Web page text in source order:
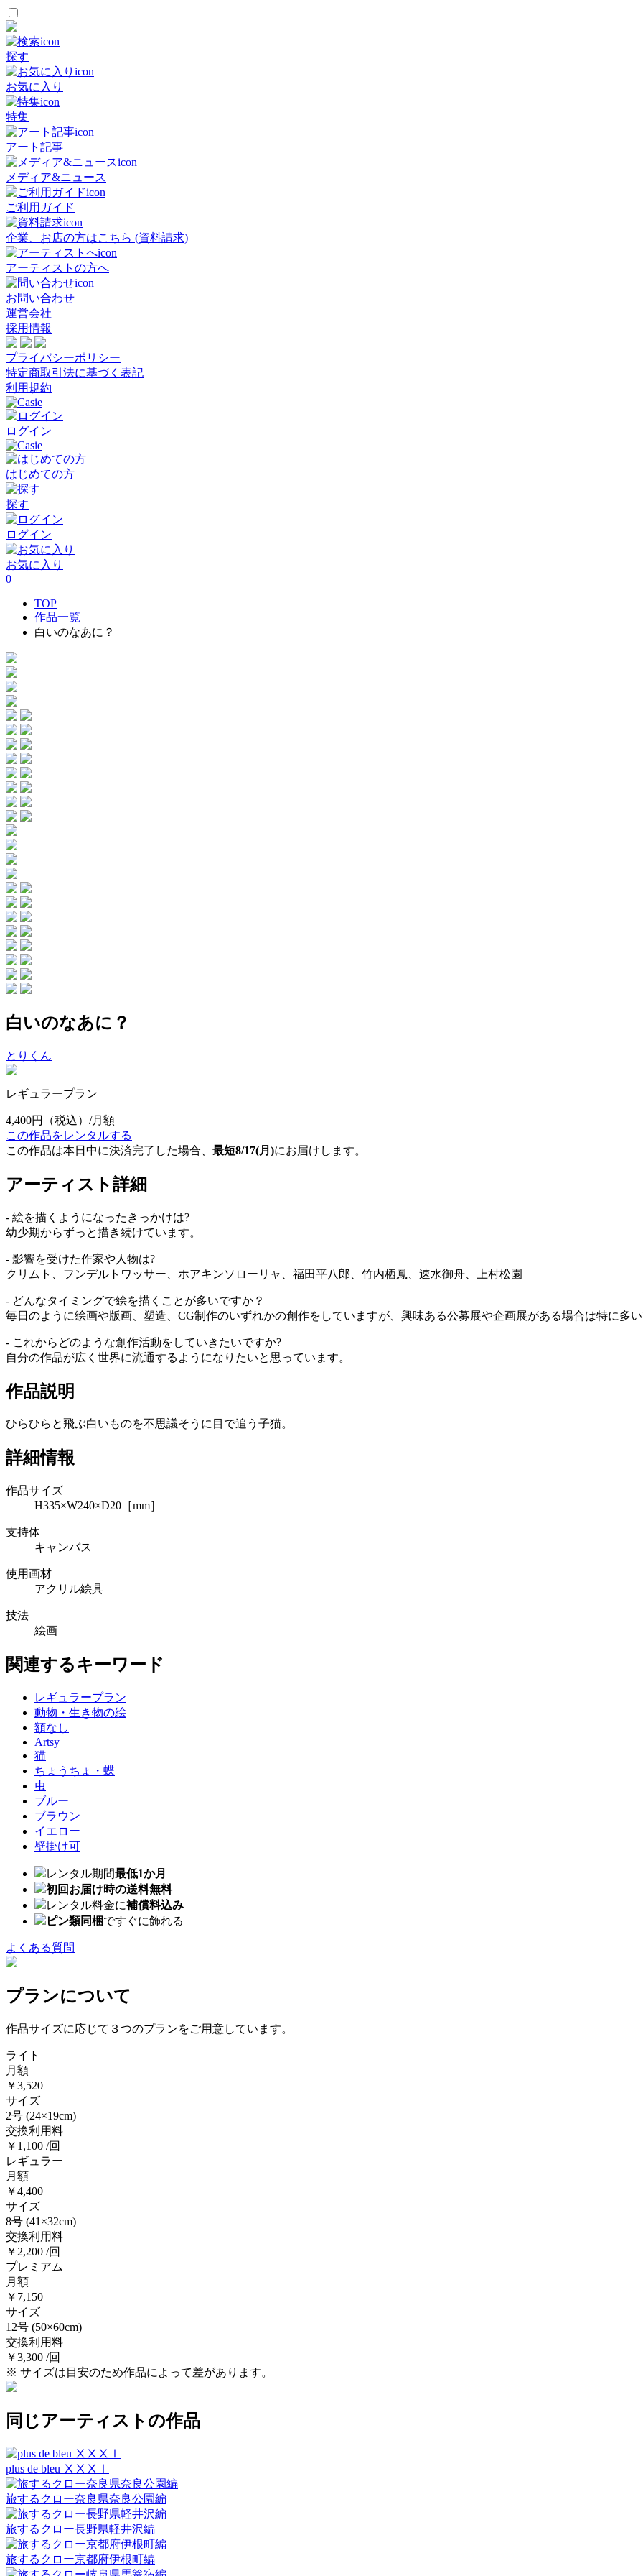
探す
お気に入り
特集
アート記事
メディア&ニュース
ご利用ガイド
企業、お店の方はこちら (資料請求)
アーティストの方へ
お問い合わせ
運営会社
採用情報
プライバシーポリシー
特定商取引法に基づく表記
利用規約
ログイン
はじめての方
探す
ログイン
お気に入り
0
TOP
作品一覧
白いのなあに？
白いのなあに？
とりくん
レギュラープラン
4,400円
（税込）/月額
この作品をレンタルする
この作品は本日中に決済完了した場合、 最短8/17(月)にお届けします。
アーティスト詳細
- 絵を描くようになったきっかけは?
幼少期からずっと描き続けています。
- 影響を受けた作家や人物は?
クリムト、フンデルトワッサー、ホアキンソローリャ、福田平八郎、竹内栖鳳、速水御舟、上村松園
- どんなタイミングで絵を描くことが多いですか？
毎日のように絵画や版画、塑造、CG制作のいずれかの創作をしていますが、興味ある公募展や企画展がある場合は特に多
- これからどのような創作活動をしていきたいですか?
自分の作品が広く世界に流通するようになりたいと思っています。
作品説明
ひらひらと飛ぶ白いものを不思議そうに目で追う子猫。
詳細情報
作品サイズ
H335×W240×D20［mm］
支持体
キャンバス
使用画材
アクリル絵具
技法
絵画
関連するキーワード
レギュラープラン
動物・生き物の絵
額なし
Artsy
猫
ちょうちょ・蝶
虫
ブルー
ブラウン
イエロー
壁掛け可
レンタル期間最低1か月
初回お届け時の送料無料
レンタル料金に補償料込み
ピン類同梱ですぐに飾れる
よくある質問
プランについて
作品サイズに応じて３つのプランをご用意しています。
ライト
月額
￥3,520
サイズ
2号 (24×19cm)
交換利用料
￥1,100 /回
レギュラー
月額
￥4,400
サイズ
8号 (41×32cm)
交換利用料
￥2,200 /回
プレミアム
月額
￥7,150
サイズ
12号 (50×60cm)
交換利用料
￥3,300 /回
※ サイズは目安のため作品によって差があります。
同じアーティストの作品
plus de bleu ⅩⅩⅩⅠ
旅するクロー奈良県奈良公園編
旅するクロー長野県軽井沢編
旅するクロー京都府伊根町編